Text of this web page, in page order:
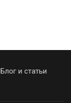
Блог и статьи